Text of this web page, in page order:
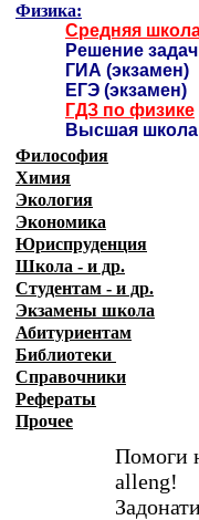
Физика:
Средняя
Решение задач
ГИА (экзамен)
ЕГЭ (экзамен)
ГДЗ по физике
Высшая школа
Философия
Химия
Экология
Экономика
Юриспруденция
Школа - и др.
Студентам - и др.
Экзамены школа
Абитуриентам
Библиотеки
Справочники
Рефераты
Прочее
Помоги
alleng!